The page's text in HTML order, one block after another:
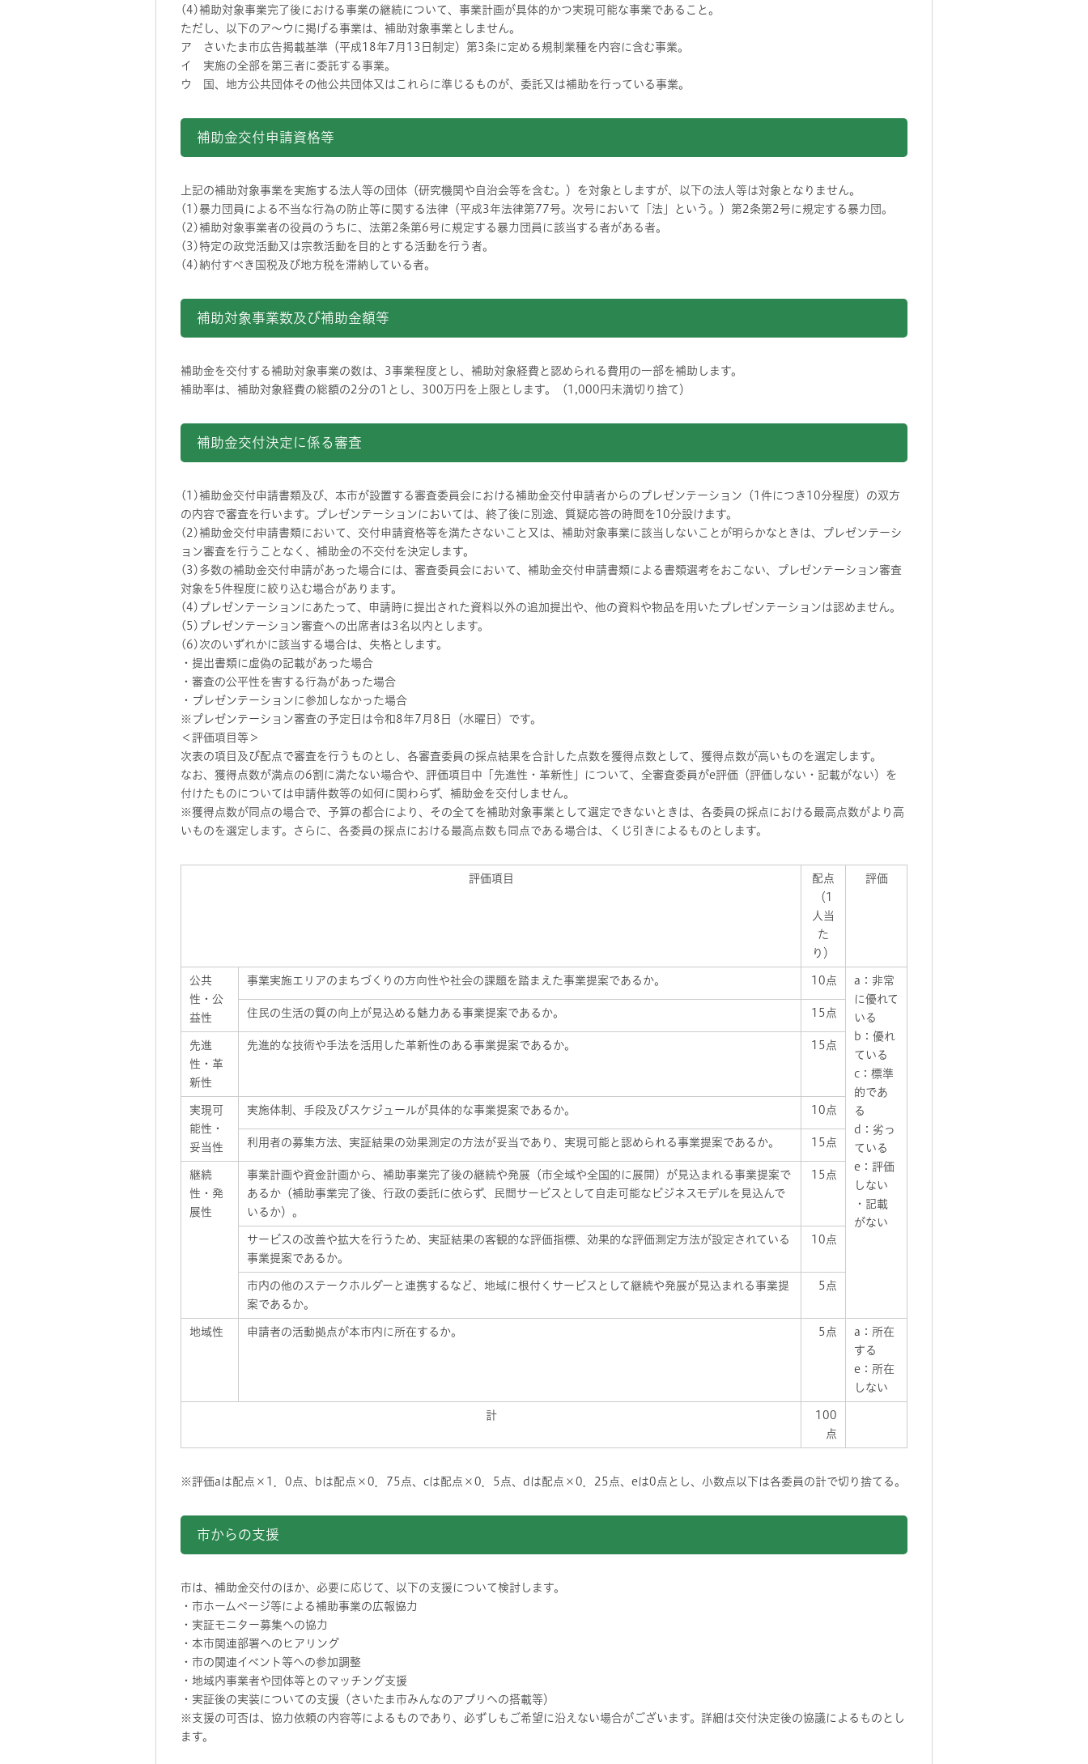
(4)補助対象事業完了後における事業の継続について、事業計画が具体的かつ実現可能な事業であること。
ただし、以下のア～ウに掲げる事業は、補助対象事業としません。
ア さいたま市広告掲載基準（平成18年7月13日制定）第3条に定める規制業種を内容に含む事業。
イ 実施の全部を第三者に委託する事業。
ウ 国、地方公共団体その他公共団体又はこれらに準じるものが、委託又は補助を行っている事業。
補助金交付申請資格等
上記の補助対象事業を実施する法人等の団体（研究機関や自治会等を含む。）を対象としますが、以下の法人等は対象となりません。
(1)暴力団員による不当な行為の防止等に関する法律（平成3年法律第77号。次号において「法」という。）第2条第2号に規定する暴力団。
(2)補助対象事業者の役員のうちに、法第2条第6号に規定する暴力団員に該当する者がある者。
(3)特定の政党活動又は宗教活動を目的とする活動を行う者。
(4)納付すべき国税及び地方税を滞納している者。
補助対象事業数及び補助金額等
補助金を交付する補助対象事業の数は、3事業程度とし、補助対象経費と認められる費用の一部を補助します。
補助率は、補助対象経費の総額の2分の1とし、300万円を上限とします。（1,000円未満切り捨て）
補助金交付決定に係る審査
(1)補助金交付申請書類及び、本市が設置する審査委員会における補助金交付申請者からのプレゼンテーション（1件につき10分程度）の双方
の内容で審査を行います。プレゼンテーションにおいては、終了後に別途、質疑応答の時間を10分設けます。
(2)補助金交付申請書類において、交付申請資格等を満たさないこと又は、補助対象事業に該当しないことが明らかなときは、プレゼンテーシ
ョン審査を行うことなく、補助金の不交付を決定します。
(3)多数の補助金交付申請があった場合には、審査委員会において、補助金交付申請書類による書類選考をおこない、プレゼンテーション審査
対象を5件程度に絞り込む場合があります。
(4)プレゼンテーションにあたって、申請時に提出された資料以外の追加提出や、他の資料や物品を用いたプレゼンテーションは認めません。
(5)プレゼンテーション審査への出席者は3名以内とします。
(6)次のいずれかに該当する場合は、失格とします。
・提出書類に虚偽の記載があった場合
・審査の公平性を害する行為があった場合
・プレゼンテーションに参加しなかった場合
※プレゼンテーション審査の予定日は令和8年7月8日（水曜日）です。
＜評価項目等＞
次表の項目及び配点で審査を行うものとし、各審査委員の採点結果を合計した点数を獲得点数として、獲得点数が高いものを選定します。
なお、獲得点数が満点の6割に満たない場合や、評価項目中「先進性・革新性」について、全審査委員がe評価（評価しない・記載がない）を
付けたものについては申請件数等の如何に関わらず、補助金を交付しません。
※獲得点数が同点の場合で、予算の都合により、その全てを補助対象事業として選定できないときは、各委員の採点における最高点数がより高
いものを選定します。さらに、各委員の採点における最高点数も同点である場合は、くじ引きによるものとします。
評価項目
配点
（1
人当
た
り）
評価
公共
性・公
益性
事業実施エリアのまちづくりの方向性や社会の課題を踏まえた事業提案であるか。 10点
a：非常
に優れて
いる
b：優れ
ている
c：標準
的であ
る
d：劣っ
ている
e：評価
しない
・記載
がない
住民の生活の質の向上が見込める魅力ある事業提案であるか。 15点
先進
性・革
新性
先進的な技術や手法を活用した革新性のある事業提案であるか。 15点
実現可
能性・
妥当性
実施体制、手段及びスケジュールが具体的な事業提案であるか。 10点
利用者の募集方法、実証結果の効果測定の方法が妥当であり、実現可能と認められる事業提案であるか。 15点
継続
性・発
展性
事業計画や資金計画から、補助事業完了後の継続や発展（市全域や全国的に展開）が見込まれる事業提案で
あるか（補助事業完了後、行政の委託に依らず、民間サービスとして自走可能なビジネスモデルを見込んで
いるか）。
15点
サービスの改善や拡大を行うため、実証結果の客観的な評価指標、効果的な評価測定方法が設定されている
事業提案であるか。
10点
市内の他のステークホルダーと連携するなど、地域に根付くサービスとして継続や発展が見込まれる事業提
案であるか。
5点
地域性 申請者の活動拠点が本市内に所在するか。 5点
a：所在
する
e：所在
しない
計
100
点
※評価aは配点×1．0点、bは配点×0．75点、cは配点×0．5点、dは配点×0．25点、eは0点とし、小数点以下は各委員の計で切り捨てる。
市からの支援
市は、補助金交付のほか、必要に応じて、以下の支援について検討します。
・市ホームページ等による補助事業の広報協力
・実証モニター募集への協力
・本市関連部署へのヒアリング
・市の関連イベント等への参加調整
・地域内事業者や団体等とのマッチング支援
・実証後の実装についての支援（さいたま市みんなのアプリへの搭載等）
※支援の可否は、協力依頼の内容等によるものであり、必ずしもご希望に沿えない場合がございます。詳細は交付決定後の協議によるものとし
ます。